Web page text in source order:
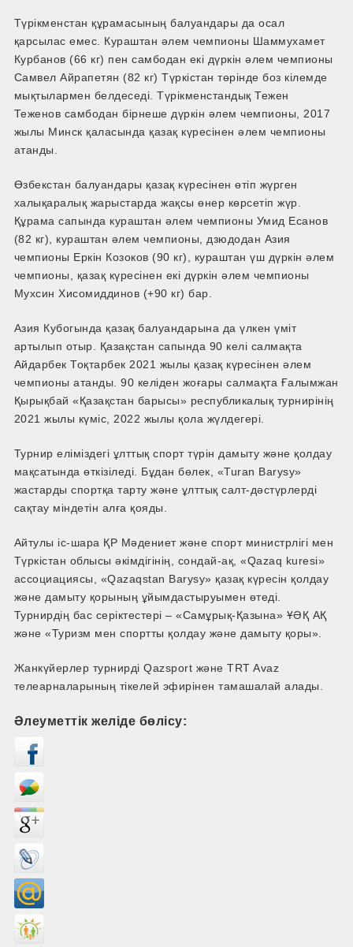
Түрікменстан құрамасының балуандары да осал
қарсылас емес. Кураштан әлем чемпионы Шаммухамет
Курбанов (66 кг) пен самбодан екі дүркін әлем чемпионы
Самвел Айрапетян (82 кг) Түркістан төрінде боз кілемде
мықтылармен белдеседі. Түрікменстандық Тежен
Теженов самбодан бірнеше дүркін әлем чемпионы, 2017
жылы Минск қаласында қазақ күресінен әлем чемпионы
атанды.
Өзбекстан балуандары қазақ күресінен өтіп жүрген
халықаралық жарыстарда жақсы өнер көрсетіп жүр.
Құрама сапында кураштан әлем чемпионы Умид Есанов
(82 кг), кураштан әлем чемпионы, дзюдодан Азия
чемпионы Еркін Козоков (90 кг), кураштан үш дүркін әлем
чемпионы, қазақ күресінен екі дүркін әлем чемпионы
Мухсин Хисомиддинов (+90 кг) бар.
Азия Кубогында қазақ балуандарына да үлкен үміт
артылып отыр. Қазақстан сапында 90 келі салмақта
Айдарбек Тоқтарбек 2021 жылы қазақ күресінен әлем
чемпионы атанды. 90 келіден жоғары салмақта Ғалымжан
Қырықбай «Қазақстан барысы» республикалық турнирінің
2021 жылы күміс, 2022 жылы қола жүлдегері.
Турнир еліміздегі ұлттық спорт түрін дамыту және қолдау
мақсатында өткізіледі. Бұдан бөлек, «Turan Barysy»
жастарды спортқа тарту және ұлттық салт-дәстүрлерді
сақтау міндетін алға қояды.
Айтулы іс-шара ҚР Мәдениет және спорт министрлігі мен
Түркістан облысы әкімдігінің, сондай-ақ, «Qazaq kuresi»
ассоциациясы, «Qazaqstan Barysy» қазақ күресін қолдау
және дамыту қорының ұйымдастыруымен өтеді.
Турнирдің бас серіктестері – «Самұрық-Қазына» ҰӘҚ АҚ
және «Туризм мен спортты қолдау және дамыту қоры».
Жанкүйерлер турнирді Qazsport және TRT Avaz
телеарналарының тікелей эфирінен тамашалай алады.
Әлеуметтік желіде бөлісу: